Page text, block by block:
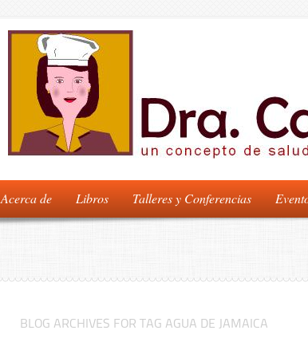
Acerca de Libros Talleres y Conferencias
BLOG ARCHIVES FOR TAG AGUA DE JAMAICA